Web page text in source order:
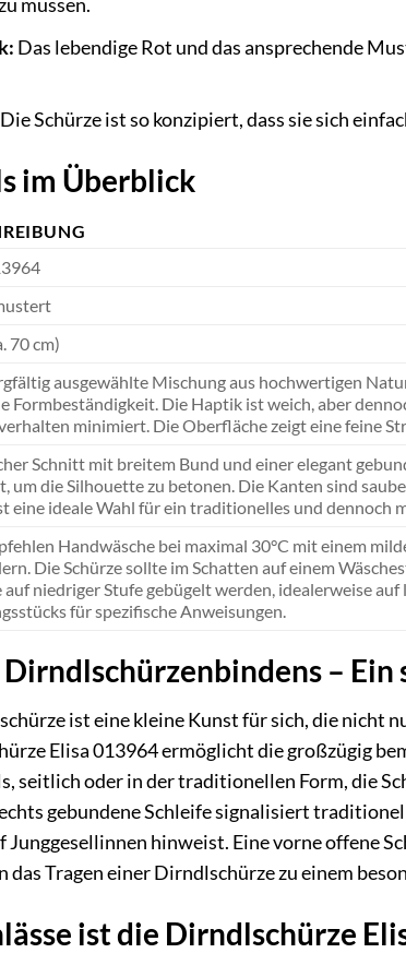
müssen.
Das lebendige Rot und das ansprechende
Die Schürze ist so konzipiert, dass sie sich
im Überblick
70 cm)
ausgewählte Mischung aus hochwertigen
Formbeständigkeit. Die Haptik ist weich, aber
minimiert. Die Oberfläche zeigt eine feine
Schnitt mit breitem Bund und einer elegant
um die Silhouette zu betonen. Die Kanten sind
eine ideale Wahl für ein traditionelles und dennoch
Handwäsche bei maximal 30°C mit einem
Die Schürze sollte im Schatten auf einem
auf niedriger Stufe gebügelt werden, idealerweise
für spezifische Anweisungen.
Dirndlschürzenbindens –
ist eine kleine Kunst für sich, die nicht
Elisa 013964 ermöglicht die großzügig
seitlich oder in der traditionellen Form, die
gebundene Schleife signalisiert
Junggesellinnen hinweist. Eine vorne offene
das Tragen einer Dirndlschürze zu einem
ist die Dirndlschürze